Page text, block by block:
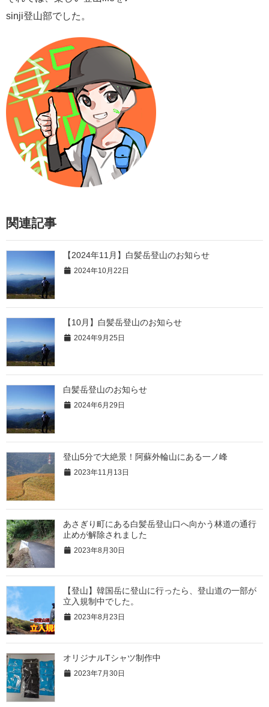
sinji登山部でした。
関連記事
【2024年11月】白髪岳登山のお知らせ
2024年10月22日
【10月】白髪岳登山のお知らせ
2024年9月25日
白髪岳登山のお知らせ
2024年6月29日
登山5分で大絶景！阿蘇外輪山にある一ノ峰
2023年11月13日
あさぎり町にある白髪岳登山口へ向かう林道の通行
止めが解除されました
2023年8月30日
【登山】韓国岳に登山に行ったら、登山道の一部が
立入規制中でした。
2023年8月23日
オリジナルTシャツ制作中
2023年7月30日